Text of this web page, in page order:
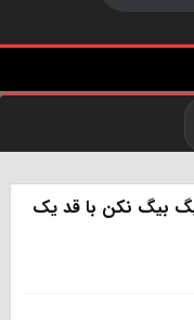
بیگ نکن با قد یک